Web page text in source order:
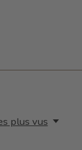
plus vus